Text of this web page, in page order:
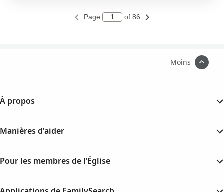
Page of 86